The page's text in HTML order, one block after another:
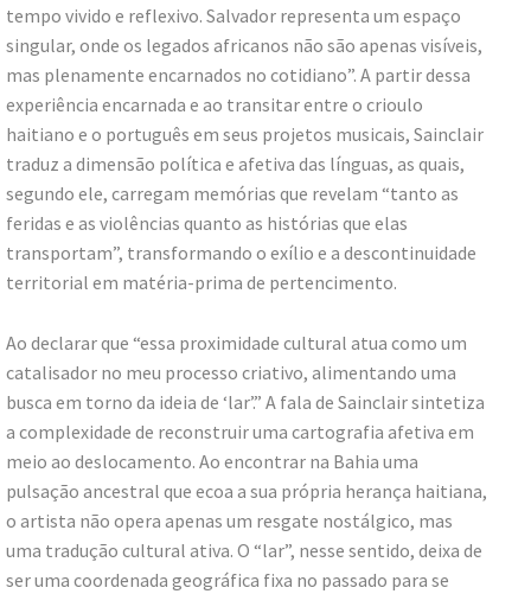
tempo vivido e reflexivo. Salvador representa um espaço
singular, onde os legados africanos não são apenas visíveis,
mas plenamente encarnados no cotidiano”. A partir dessa
experiência encarnada e ao transitar entre o crioulo
haitiano e o português em seus projetos musicais, Sainclair
traduz a dimensão política e afetiva das línguas, as quais,
segundo ele, carregam memórias que revelam “tanto as
feridas e as violências quanto as histórias que elas
transportam”, transformando o exílio e a descontinuidade
territorial em matéria-prima de pertencimento.
Ao declarar que “essa proximidade cultural atua como um
catalisador no meu processo criativo, alimentando uma
busca em torno da ideia de ‘lar’.” A fala de Sainclair sintetiza
a complexidade de reconstruir uma cartografia afetiva em
meio ao deslocamento. Ao encontrar na Bahia uma
pulsação ancestral que ecoa a sua própria herança haitiana,
o artista não opera apenas um resgate nostálgico, mas
uma tradução cultural ativa. O “lar”, nesse sentido, deixa de
ser uma coordenada geográfica fixa no passado para se